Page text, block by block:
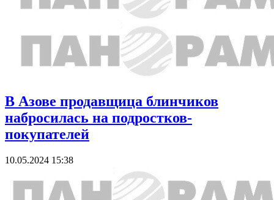
В Азове продавщица блинчиков
набросилась на подростков-
покупателей
10.05.2024 15:38